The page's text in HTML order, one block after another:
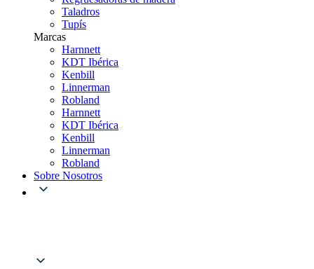
Taladros
Tupís
Marcas
Harnnett
KDT Ibérica
Kenbill
Linnerman
Robland
Harnnett
KDT Ibérica
Kenbill
Linnerman
Robland
Sobre Nosotros